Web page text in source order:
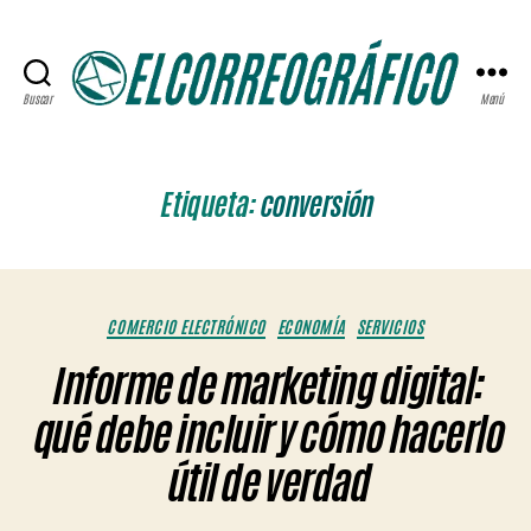
Buscar Menú
Etiqueta:conversión
Categorías
COMERCIO ELECTRÓNICO ECONOMÍA SERVICIOS
Informe de marketing digital:
qué debe incluir y cómo hacerlo
útil de verdad